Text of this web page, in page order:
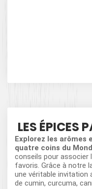
LES ÉPICES
Explorez les arômes
quatre coins du
conseils pour associer
favoris. Grâce à notre
une véritable invitation
de cumin, curcuma,